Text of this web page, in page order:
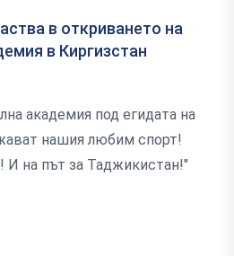
в откриването на
в Киргизстан
академия под егидата на
нашия любим спорт!
И на път за Таджикистан!"